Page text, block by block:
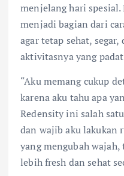
menjelang hari
menjadi bagian dari
agar tetap sehat,
aktivitasnya yang
“Aku memang cukup
karena aku tahu apa
Redensity ini salah
dan wajib aku lakukan
yang mengubah
lebih fresh dan sehat